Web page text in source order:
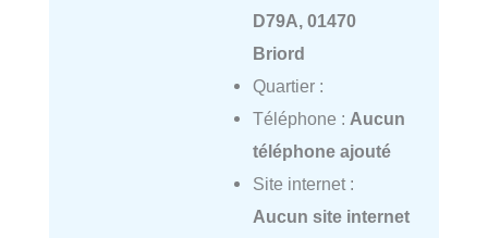
D79A, 01470
Briord
Quartier :
Téléphone : Aucun
téléphone ajouté
Site internet :
Aucun site internet